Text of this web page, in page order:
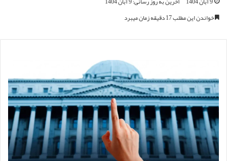
خواندن این مطلب 17 دقیقه زمان میبرد